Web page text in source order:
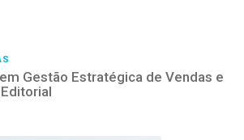
Gestão Estratégica de Vendas e